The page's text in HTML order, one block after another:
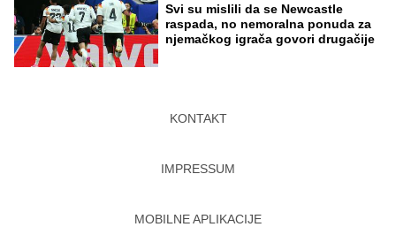
Svi su mislili da se Newcastle
raspada, no nemoralna ponuda za
njemačkog igrača govori drugačije
KONTAKT
IMPRESSUM
MOBILNE APLIKACIJE